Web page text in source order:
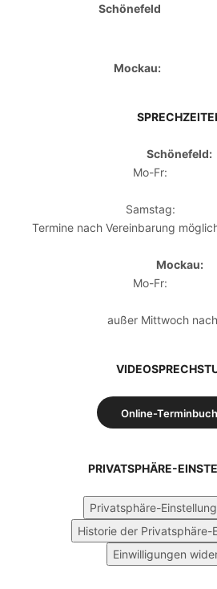
Schönefeld
Mockau:
Schönefeld:
Mo-Fr:
Samstag:
Termine nach Vereinbarung
Mockau:
Mo-Fr:
außer Mittwoch
Online-
PRIVATSPHÄRE-
Privatsphäre-
Historie der Privatsphäre-
Einwilligungen